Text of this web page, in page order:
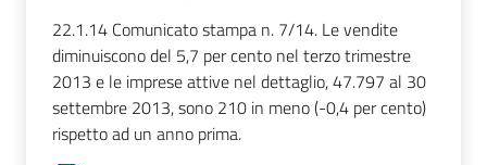
22.1.14 Comunicato stampa n. 7/14. Le vendite
diminuiscono del 5,7 per cento nel terzo trimestre
2013 e le imprese attive nel dettaglio, 47.797 al 30
settembre 2013, sono 210 in meno (-0,4 per cento)
rispetto ad un anno prima.